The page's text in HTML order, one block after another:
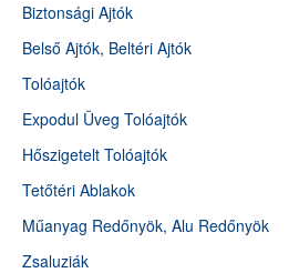
Biztonsági Ajtók
Belső Ajtók, Beltéri Ajtók
Tolóajtók
Expodul Üveg Tolóajtók
Hőszigetelt Tolóajtók
Tetőtéri Ablakok
Műanyag Redőnyök, Alu Redőnyök
Zsaluziák